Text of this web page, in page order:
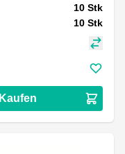
10 Stk
10 Stk
Kaufen